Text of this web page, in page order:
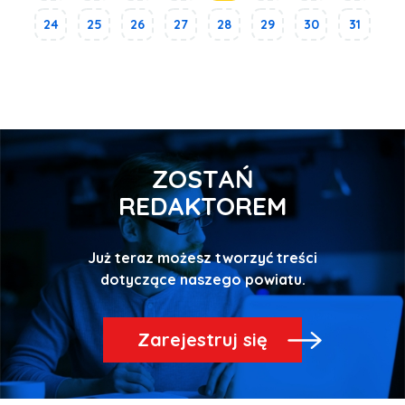
24 25 26 27 28 29 30 31
ZOSTAŃ
REDAKTOREM
Już teraz możesz tworzyć treści
dotyczące naszego powiatu.
Zarejestruj się